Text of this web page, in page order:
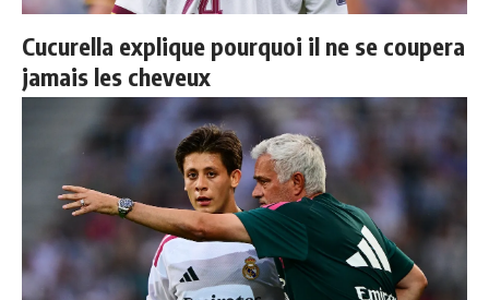
Cucurella explique pourquoi il ne se coupera
jamais les cheveux